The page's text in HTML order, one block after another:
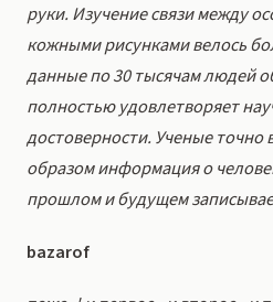
руки. Изучение связи между
кожными рисунками велось
данные по 30 тысячам людей
полностью удовлетворяет
достоверности. Ученые точно
образом информация о
прошлом и будущем
bazarof